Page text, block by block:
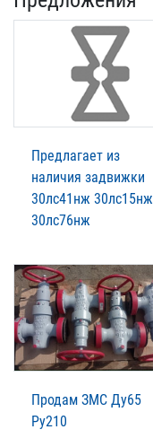
Предлагает из
наличия задвижки
30лс41нж 30лс15нж
30лс76нж
Продам ЗМС Ду65
Ру210